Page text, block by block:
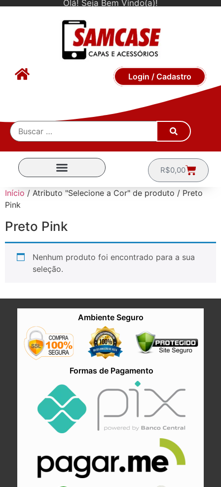
Olá! Seja Bem Vindo(a)!
Login / Cadastro
R$0,00
Início / Atributo "Selecione a Cor" de produto / Preto
Pink
Preto Pink
Nenhum produto foi encontrado para a sua
seleção.
Ambiente Seguro
Formas de Pagamento